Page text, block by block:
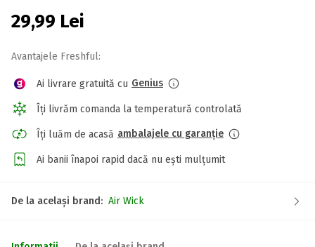
29,99 Lei
Avantajele Freshful:
Ai livrare gratuită cu Genius
Îți livrăm comanda la temperatură controlată
Îți luăm de acasă ambalajele cu garanție
Ai banii înapoi rapid dacă nu ești mulțumit
De la același brand: Air Wick